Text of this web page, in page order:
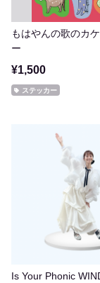
もはやんの歌のカ
ー
¥1,500
ステッカー
Is Your Phonic